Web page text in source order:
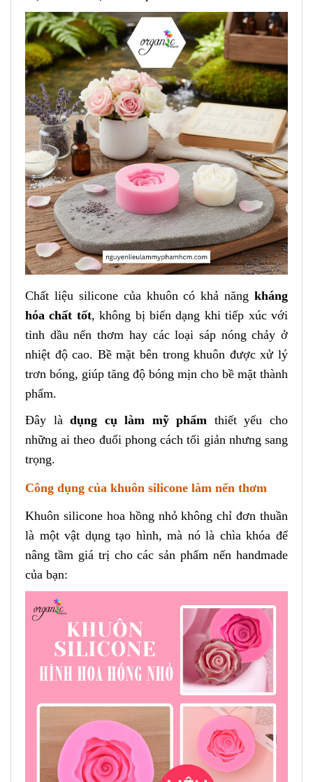
Chất liệu silicone của khuôn có khả năng kháng
hóa chất tốt, không bị biến dạng khi tiếp xúc với
tinh dầu nến thơm hay các loại sáp nóng chảy ở
nhiệt độ cao. Bề mặt bên trong khuôn được xử lý
trơn bóng, giúp tăng độ bóng mịn cho bề mặt thành
phẩm.
Đây làdụng cụ làm mỹ phẩm thiết yếu cho
những ai theo đuổi phong cách tối giản nhưng sang
trọng.
Công dụng của khuôn silicone làm nến thơm
Khuôn silicone hoa hồng nhỏ không chỉ đơn thuần
là một vật dụng tạo hình, mà nó là chìa khóa để
nâng tầm giá trị cho các sản phẩm nến handmade
của bạn: